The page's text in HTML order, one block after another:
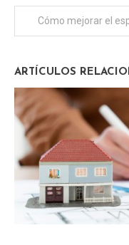
de
entradas
Cómo mejorar el
ARTÍCULOS